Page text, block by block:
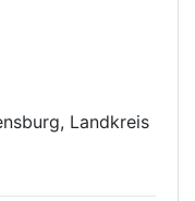
Landkreis